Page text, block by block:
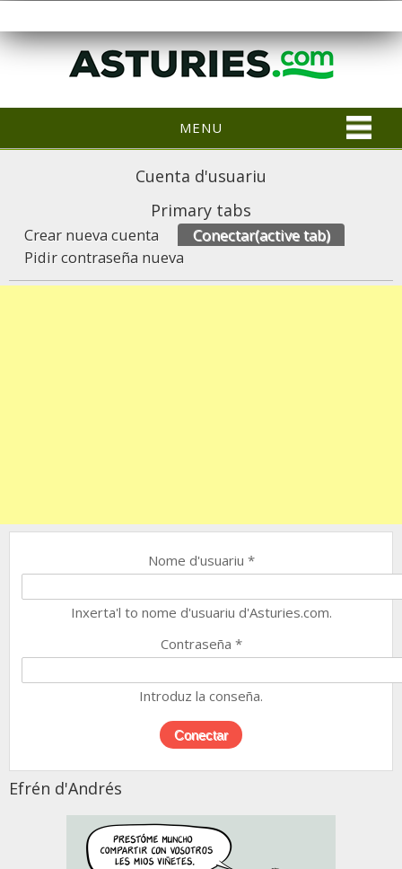
MENU
Cuenta d'usuariu
Primary tabs
Crear nueva cuenta Conectar(active tab)
Pidir contraseña nueva
Nome d'usuariu *
Inxerta'l to nome d'usuariu d'Asturies.com.
Contraseña *
Introduz la conseña.
Efrén d'Andrés